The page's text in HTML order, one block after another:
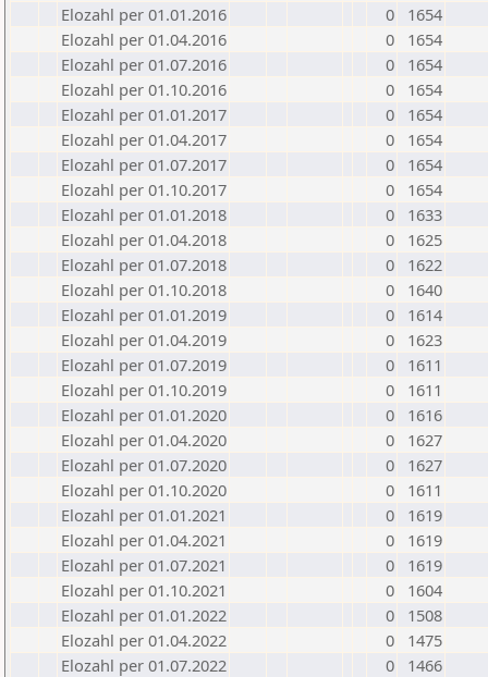
Elozahl per 01.01.2016
0
1654
Elozahl per 01.04.2016
0
1654
Elozahl per 01.07.2016
0
1654
Elozahl per 01.10.2016
0
1654
Elozahl per 01.01.2017
0
1654
Elozahl per 01.04.2017
0
1654
Elozahl per 01.07.2017
0
1654
Elozahl per 01.10.2017
0
1654
Elozahl per 01.01.2018
0
1633
Elozahl per 01.04.2018
0
1625
Elozahl per 01.07.2018
0
1622
Elozahl per 01.10.2018
0
1640
Elozahl per 01.01.2019
0
1614
Elozahl per 01.04.2019
0
1623
Elozahl per 01.07.2019
0
1611
Elozahl per 01.10.2019
0
1611
Elozahl per 01.01.2020
0
1616
Elozahl per 01.04.2020
0
1627
Elozahl per 01.07.2020
0
1627
Elozahl per 01.10.2020
0
1611
Elozahl per 01.01.2021
0
1619
Elozahl per 01.04.2021
0
1619
Elozahl per 01.07.2021
0
1619
Elozahl per 01.10.2021
0
1604
Elozahl per 01.01.2022
0
1508
Elozahl per 01.04.2022
0
1475
Elozahl per 01.07.2022
0
1466